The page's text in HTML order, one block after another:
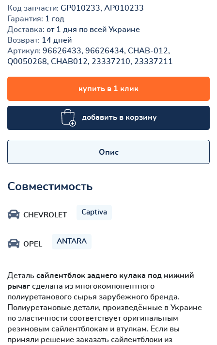
Код запчасти: GP010233, AP010233
Гарантия: 1 год
Доставка: от 1 дня по всей Украине
Возврат: 14 дней
Артикул: 96626433, 96626434, CHAB-012,
Q0050268, CHAB012, 23337210, 23337211
купить в 1 клик
добавить в корзину
Опис
Совместимость
CHEVROLET Captiva
OPEL ANTARA
Деталь сайлентблок заднего кулака под нижний
рычаг сделана из многокомпонентного
полиуретанового сырья зарубежного бренда.
Полиуретановые детали, произведённые в Украине
по эластичности соответствует оригинальным
резиновым сайлентблокам и втулкам. Если вы
приняли решение заказать сайлентблоки из